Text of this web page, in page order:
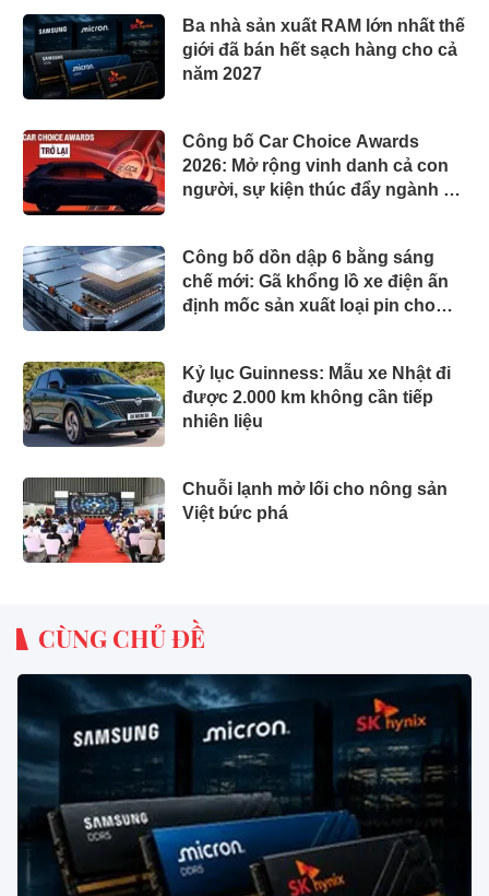
Ba nhà sản xuất RAM lớn nhất thế
giới đã bán hết sạch hàng cho cả
năm 2027
Công bố Car Choice Awards
2026: Mở rộng vinh danh cả con
người, sự kiện thúc đẩy ngành xe
Công bố dồn dập 6 bằng sáng
chế mới: Gã khổng lồ xe điện ấn
định mốc sản xuất loại pin cho
Kỷ lục Guinness: Mẫu xe Nhật đi
được 2.000 km không cần tiếp
nhiên liệu
Chuỗi lạnh mở lối cho nông sản
Việt bức phá
CÙNG CHỦ ĐỀ